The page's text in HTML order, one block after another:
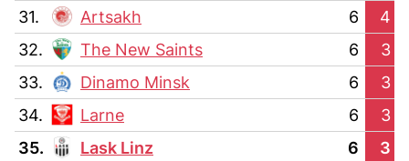
31.
Artsakh 6
4
32.
The New Saints 6
3
33.
Dinamo Minsk 6
3
34.
Larne 6
3
35.
Lask Linz 6
3